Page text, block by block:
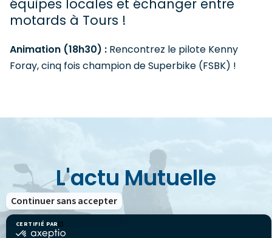
CERTIFIÉ PAR
certifié
Continuer sans accepter
équipes locales et échanger entre
motards à Tours !
Animation (18h30) : Rencontrez le pilote Kenny
Foray, cinq fois champion de Superbike (FSBK) !
L'actu Mutuelle
Découvrez toute l'actualité des passionnés de 2 et